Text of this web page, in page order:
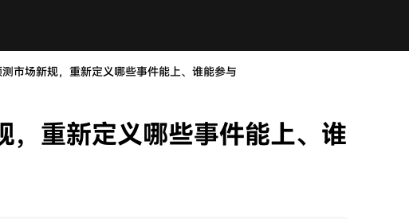
测市场新规，重新定义哪些事件能上、谁能参与
，重新定义哪些事件能上、谁